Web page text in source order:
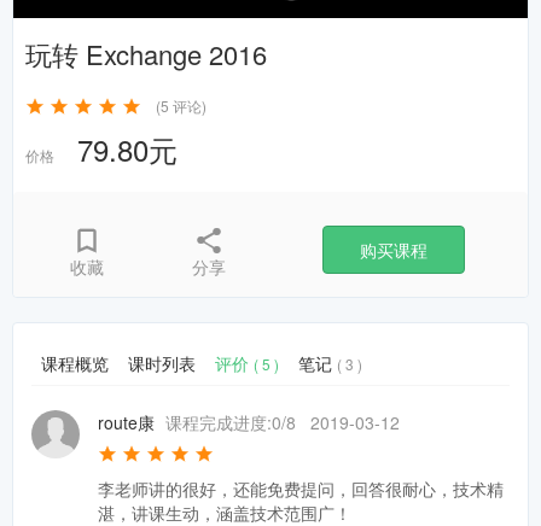
玩转 Exchange 2016
(5 评论)
价格 79.80元
收藏 分享
购买课程
课程概览 课时列表 评价 ( 5 ) 笔记 ( 3 )
route康 课程完成进度:0/8 2019-03-12
李老师讲的很好，还能免费提问，回答很耐心，技术精
湛，讲课生动，涵盖技术范围广！